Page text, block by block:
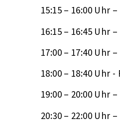
15:15 – 16:00 Uhr
16:15 – 16:45 Uhr
17:00 – 17:40 Uhr –
18:00 – 18:40 Uhr
19:00 – 20:00 Uhr –
20:30 – 22:00 Uhr